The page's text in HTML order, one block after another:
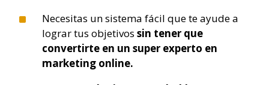
^
Necesitas un sistema fácil que te ayude a
lograr tus objetivos sin tener que
convertirte en un super experto en
marketing online.